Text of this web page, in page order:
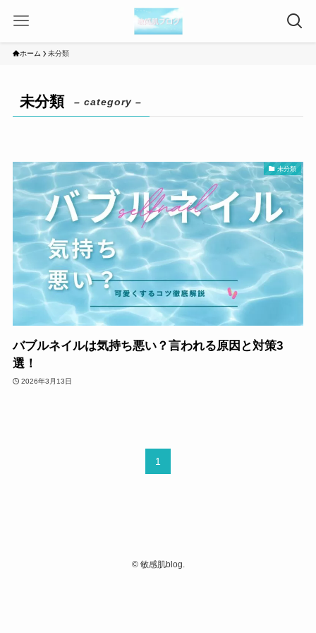
ホーム 未分類
未分類 – category –
未分類
バブルネイルは気持ち悪い？言われる原因と対策3
選！
2026年3月13日
1
©敏感肌blog.